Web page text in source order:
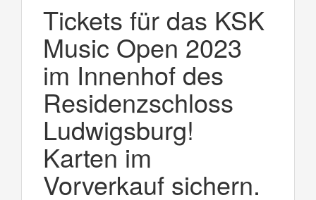
Tickets für das KSK
Music Open 2023
im Innenhof des
Residenzschloss
Ludwigsburg!
Karten im
Vorverkauf sichern.